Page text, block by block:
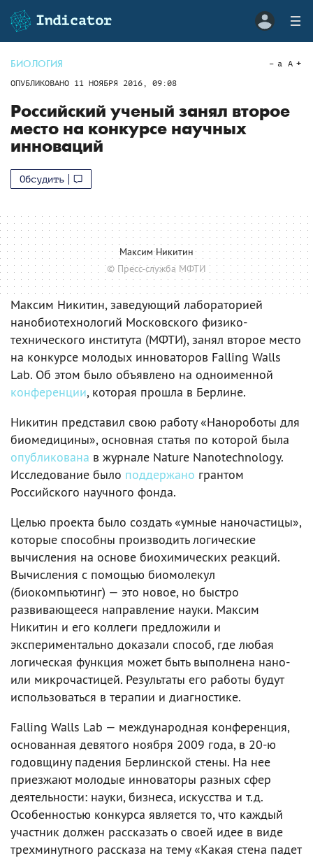
БИОЛОГИЯ
ОПУБЛИКОВАНО 11 НОЯБРЯ 2016, 09:08
a A
Российский ученый занял второе
место на конкурсе научных
инноваций
Обсудить
Максим Никитин
© Пресс-служба МФТИ
Максим Никитин, заведующий лабораторией
нанобиотехнологий Московского физико-
технического института (МФТИ), занял второе место
на конкурсе молодых инноваторов Falling Walls
Lab. Об этом было объявлено на одноименной
конференции, которая прошла в Берлине.
Никитин представил свою работу «Нанороботы для
биомедицины», основная статья по которой была
опубликована в журнале Nature Nanotechnology.
Исследование было поддержано грантом
Российского научного фонда.
Целью проекта было создать «умные наночастицы»,
которые способны производить логические
вычисления на основе биохимических реакций.
Вычисления с помощью биомолекул
(биокомпьютинг) — это новое, но быстро
развивающееся направление науки. Максим
Никитин и его коллеги предложили и
экспериментально доказали способ, где любая
логическая функция может быть выполнена нано-
или микрочастицей. Результаты его работы будут
использоваться в терапии и диагностике.
Falling Walls Lab — международная конференция,
основанная девятого ноября 2009 года, в 20-ю
годовщину падения Берлинской стены. На нее
приезжают молодые инноваторы разных сфер
деятельности: науки, бизнеса, искусства и т.д.
Особенностью конкурса является то, что каждый
участник должен рассказать о своей идее в виде
трехминутного рассказа на тему «Какая стена падет